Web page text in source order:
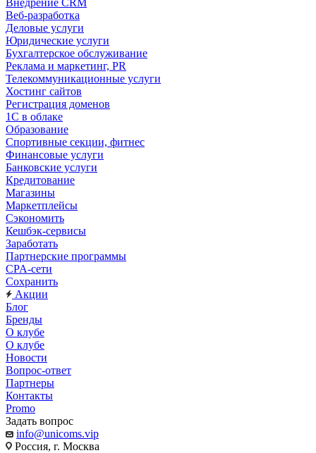
Внедрение CRM
Веб-разработка
Деловые услуги
Юридические услуги
Бухгалтерское обслуживание
Реклама и маркетинг, PR
Телекоммуникационные услуги
Хостинг сайтов
Регистрация доменов
1С в облаке
Образование
Спортивные секции, фитнес
Финансовые услуги
Банковские услуги
Кредитование
Магазины
Маркетплейсы
Сэкономить
Кешбэк-сервисы
Заработать
Партнерские программы
CPA-сети
Сохранить
Акции
Блог
Бренды
О клубе
О клубе
Новости
Вопрос-ответ
Партнеры
Контакты
Promo
Задать вопрос
info@unicoms.vip
Россия, г. Москва